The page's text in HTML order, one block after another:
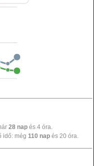
28 nap és 4 óra.
idő: még 110 nap és 20 óra.